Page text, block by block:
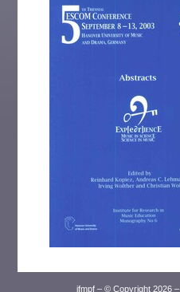
ifmpf – © Copyright 2026 –